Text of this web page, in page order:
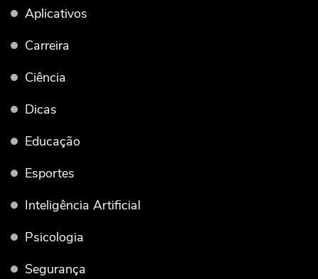
Aplicativos
Carreira
Ciência
Dicas
Educação
Esportes
Inteligência Artificial
Psicologia
Segurança